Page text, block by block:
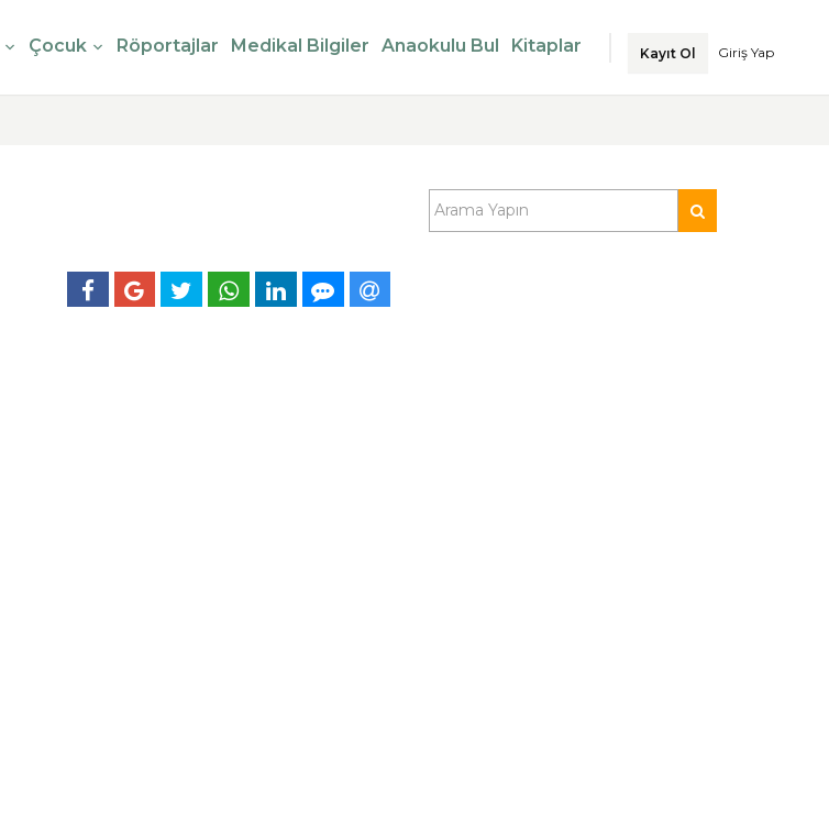
Çocuk Röportajlar Medikal Bilgiler Anaokulu Bul Kitaplar Kayıt Ol Giriş Yap